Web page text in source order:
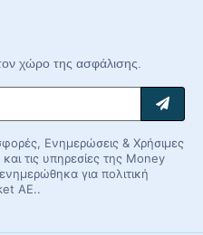
χώρο της ασφάλισης.
Ενημερώσεις & Χρήσιμες
τις υπηρεσίες της Money
για πολιτική
AE..